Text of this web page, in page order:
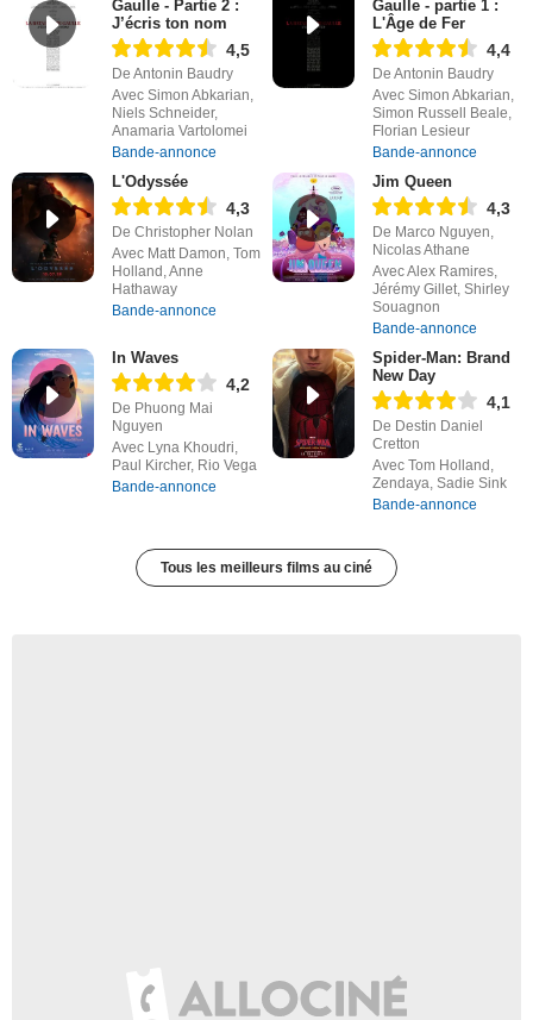
Gaulle - Partie 2 :
J’écris ton nom
4,5
De Antonin Baudry
Avec Simon Abkarian,
Niels Schneider,
Anamaria Vartolomei
Bande-annonce
Gaulle - partie 1 :
L'Âge de Fer
4,4
De Antonin Baudry
Avec Simon Abkarian,
Simon Russell Beale,
Florian Lesieur
Bande-annonce
L'Odyssée
4,3
De Christopher Nolan
Avec Matt Damon, Tom
Holland, Anne
Hathaway
Bande-annonce
Jim Queen
4,3
De Marco Nguyen,
Nicolas Athane
Avec Alex Ramires,
Jérémy Gillet, Shirley
Souagnon
Bande-annonce
In Waves
4,2
De Phuong Mai
Nguyen
Avec Lyna Khoudri,
Paul Kircher, Rio Vega
Bande-annonce
Spider-Man: Brand
New Day
4,1
De Destin Daniel
Cretton
Avec Tom Holland,
Zendaya, Sadie Sink
Bande-annonce
Tous les meilleurs films au ciné